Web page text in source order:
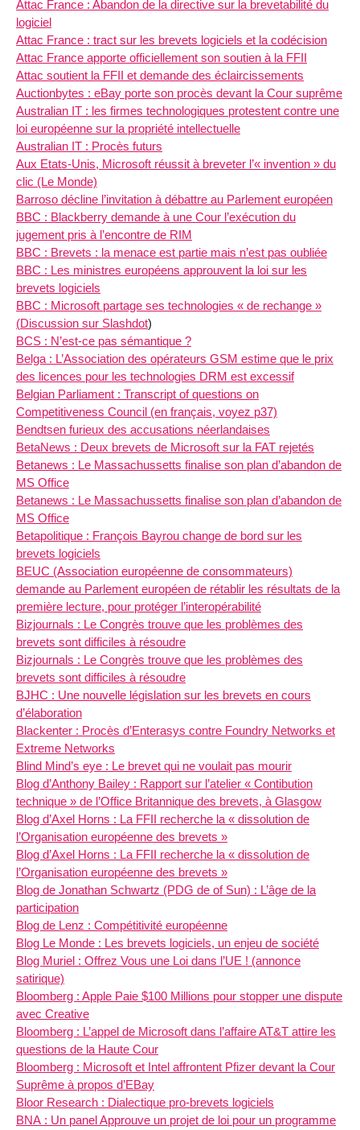
Attac France : Abandon de la directive sur la brevetabilité du
logiciel
Attac France : tract sur les brevets logiciels et la codécision
Attac France apporte officiellement son soutien à la FFII
Attac soutient la FFII et demande des éclaircissements
Auctionbytes : eBay porte son procès devant la Cour suprême
Australian IT : les firmes technologiques protestent contre une
loi européenne sur la propriété intellectuelle
Australian IT : Procès futurs
Aux Etats-Unis, Microsoft réussit à breveter l’« invention » du
clic (Le Monde)
Barroso décline l’invitation à débattre au Parlement européen
BBC : Blackberry demande à une Cour l’exécution du
jugement pris à l’encontre de RIM
BBC : Brevets : la menace est partie mais n’est pas oubliée
BBC : Les ministres européens approuvent la loi sur les
brevets logiciels
BBC : Microsoft partage ses technologies « de rechange »
(Discussion sur Slashdot)
BCS : N’est-ce pas sémantique ?
Belga : L’Association des opérateurs GSM estime que le prix
des licences pour les technologies DRM est excessif
Belgian Parliament : Transcript of questions on
Competitiveness Council (en français, voyez p37)
Bendtsen furieux des accusations néerlandaises
BetaNews : Deux brevets de Microsoft sur la FAT rejetés
Betanews : Le Massachussetts finalise son plan d’abandon de
MS Office
Betanews : Le Massachussetts finalise son plan d’abandon de
MS Office
Betapolitique : François Bayrou change de bord sur les
brevets logiciels
BEUC (Association européenne de consommateurs)
demande au Parlement européen de rétablir les résultats de la
première lecture, pour protéger l’interopérabilité
Bizjournals : Le Congrès trouve que les problèmes des
brevets sont difficiles à résoudre
Bizjournals : Le Congrès trouve que les problèmes des
brevets sont difficiles à résoudre
BJHC : Une nouvelle législation sur les brevets en cours
d’élaboration
Blackenter : Procès d’Enterasys contre Foundry Networks et
Extreme Networks
Blind Mind’s eye : Le brevet qui ne voulait pas mourir
Blog d’Anthony Bailey : Rapport sur l’atelier « Contibution
technique » de l’Office Britannique des brevets, à Glasgow
Blog d’Axel Horns : La FFII recherche la « dissolution de
l’Organisation européenne des brevets »
Blog d’Axel Horns : La FFII recherche la « dissolution de
l’Organisation européenne des brevets »
Blog de Jonathan Schwartz (PDG de of Sun) : L’âge de la
participation
Blog de Lenz : Compétitivité européenne
Blog Le Monde : Les brevets logiciels, un enjeu de société
Blog Muriel : Offrez Vous une Loi dans l’UE ! (annonce
satirique)
Bloomberg : Apple Paie $100 Millions pour stopper une dispute
avec Creative
Bloomberg : L’appel de Microsoft dans l’affaire AT&T attire les
questions de la Haute Cour
Bloomberg : Microsoft et Intel affrontent Pfizer devant la Cour
Suprême à propos d’EBay
Bloor Research : Dialectique pro-brevets logiciels
BNA : Un panel Approuve un projet de loi pour un programme